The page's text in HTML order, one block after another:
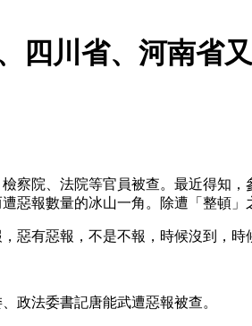
四川省、河南省
察院、法院等官員被查。最近得知
惡報數量的冰山一角。除遭「整頓」
惡有惡報，不是不報，時候沒到，
政法委書記唐能武遭惡報被查。